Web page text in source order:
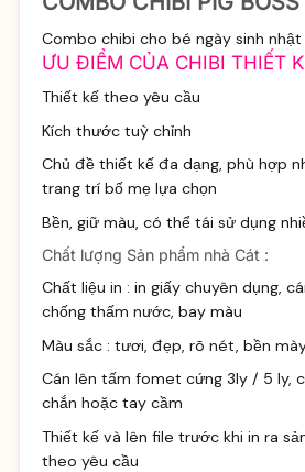
Combo chibi cho bé ngày sinh nhật
ƯU ĐIỂM CỦA CHIBI THIẾT
Thiết kế theo yêu cầu
Kích thước tuỳ chỉnh
Chủ đề thiết kế đa dạng, phù hợp
trang trí bố mẹ lựa chọn
Bền, giữ màu, có thể tái sử dụng
Chất lượng Sản phẩm nhà Cát :
Chất liệu in : in giấy chuyên dụng,
chống thấm nước, bay màu
Màu sắc : tươi, đẹp, rõ nét, bền
Cán lên tấm fomet cứng 3ly / 5 ly,
chắn hoặc tay cầm
Thiết kế và lên file trước khi in ra
theo yêu cầu